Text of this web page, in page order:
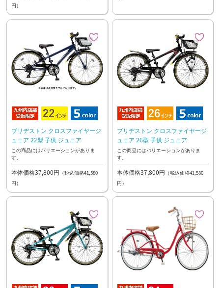
円）
ブリヂストン クロスファイヤージ
ュニア 22型 子供 ジュニア
この商品にはバリエーションがありま
す。
本体価格37,800円 （税込価格41,580
円）
ブリヂストン クロスファイヤージ
ュニア 26型 子供 ジュニア
この商品にはバリエーションがありま
す。
本体価格37,800円 （税込価格41,580
円）